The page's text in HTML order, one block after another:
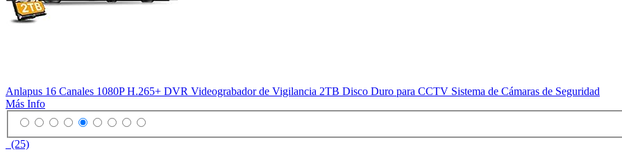
Anlapus 16 Canales 1080P H.265+ DVR Videograbador de Vigilancia 2TB Disco Duro para CCTV Sistema de Cámaras de Seguridad
Más Info
(25)